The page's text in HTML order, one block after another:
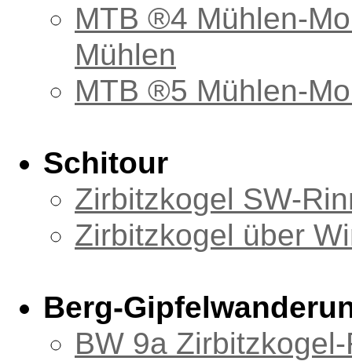
MTB ®4 Mühlen-
Mühlen
MTB ®5 Mühlen-
Schitour
Zirbitzkogel SW-
Zirbitzkogel über
Berg-
BW 9a